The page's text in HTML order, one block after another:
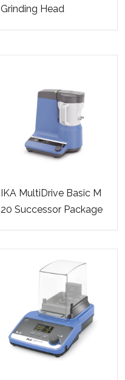
Grinding Head
IKA MultiDrive Basic M
20 Successor Package